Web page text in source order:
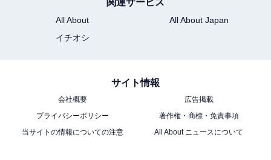
関連サービス
All About
All About Japan
イチオシ
サイト情報
会社概要
広告掲載
プライバシーポリシー
著作権・商標・免責事項
当サイトの情報についての注意
All About ニュースについて